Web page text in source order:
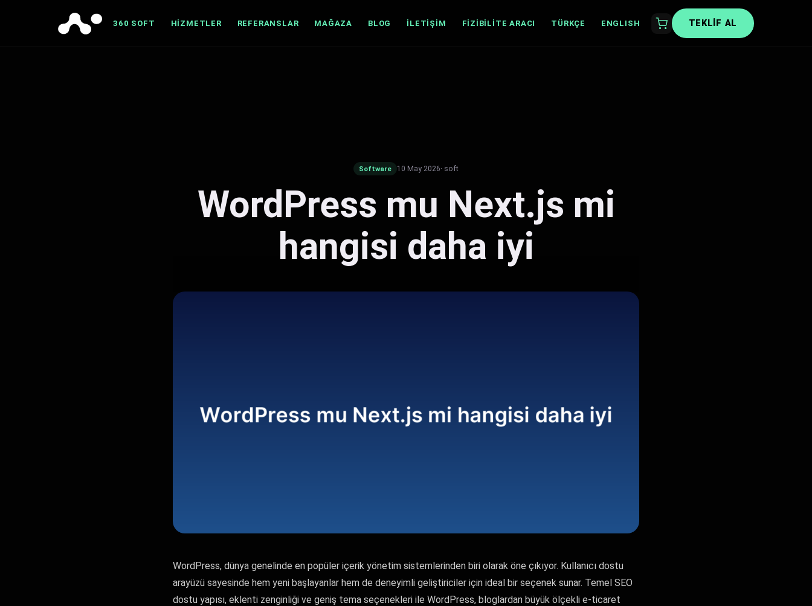
360 SOFT HIZMETLER REFERANSLAR MAĞAZA BLOG İLETIŞIM FIZIBILITE ARACI TÜRKÇE ENGLISH TEKLIF AL
Software 10 May 2026· soft
WordPress mu Next.js mi
hangisi daha iyi
WordPress, dünya genelinde en popüler içerik yönetim sistemlerinden biri olarak öne çıkıyor. Kullanıcı dostu
arayüzü sayesinde hem yeni başlayanlar hem de deneyimli geliştiriciler için ideal bir seçenek sunar. Temel SEO
dostu yapısı, eklenti zenginliği ve geniş tema seçenekleri ile WordPress, bloglardan büyük ölçekli e-ticaret